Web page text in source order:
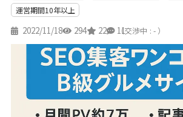
運営期間10年以上
2022/11/18 294 22 11
（交渉中 : - ）